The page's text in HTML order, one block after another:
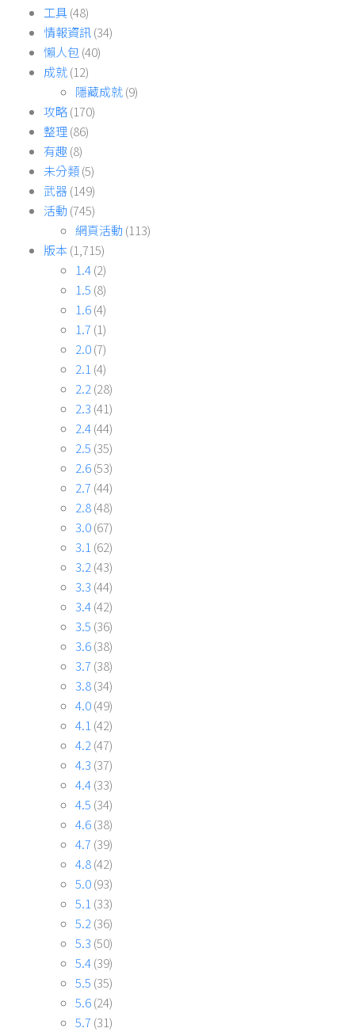
工具(48)
情報資訊(34)
懶人包(40)
成就(12)
隱藏成就(9)
攻略(170)
整理(86)
有趣(8)
未分類(5)
武器(149)
活動 (745)
網頁活動 (113)
版本 (1,715)
1.4(2)
1.5 (8)
1.6(4)
1.7 (1)
2.0(7)
2.1 (4)
2.2 (28)
2.3 (41)
2.4(44)
2.5 (35)
2.6(53)
2.7 (44)
2.8(48)
3.0(67)
3.1 (62)
3.2 (43)
3.3 (44)
3.4(42)
3.5 (36)
3.6(38)
3.7 (38)
3.8(34)
4.0(49)
4.1 (42)
4.2 (47)
4.3 (37)
4.4(33)
4.5 (34)
4.6(38)
4.7 (39)
4.8(42)
5.0(93)
5.1 (33)
5.2 (36)
5.3 (50)
5.4(39)
5.5 (35)
5.6(24)
5.7 (31)